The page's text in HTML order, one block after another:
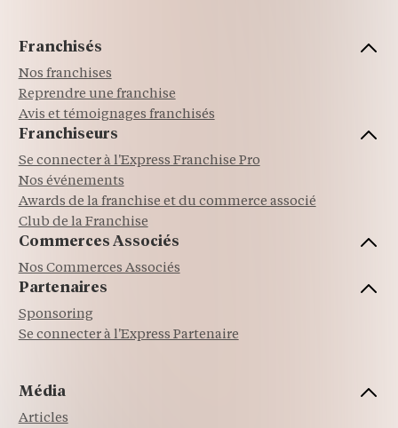
Franchisés
Nos franchises
Reprendre une franchise
Avis et témoignages franchisés
Franchiseurs
Se connecter à l'Express Franchise Pro
Nos événements
Awards de la franchise et du commerce associé
Club de la Franchise
Commerces Associés
Nos Commerces Associés
Partenaires
Sponsoring
Se connecter à l'Express Partenaire
Média
Articles